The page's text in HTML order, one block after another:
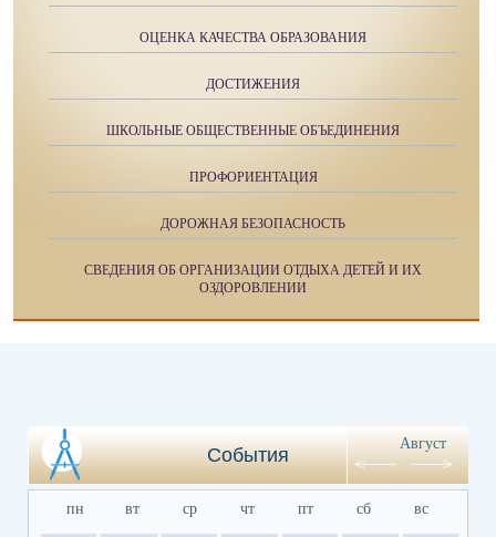
ОЦЕНКА КАЧЕСТВА ОБРАЗОВАНИЯ
ДОСТИЖЕНИЯ
ШКОЛЬНЫЕ ОБЩЕСТВЕННЫЕ ОБЪЕДИНЕНИЯ
ПРОФОРИЕНТАЦИЯ
ДОРОЖНАЯ БЕЗОПАСНОСТЬ
СВЕДЕНИЯ ОБ ОРГАНИЗАЦИИ ОТДЫХА ДЕТЕЙ И ИХ
ОЗДОРОВЛЕНИИ
События
Август
пн вт ср чт пт сб вс